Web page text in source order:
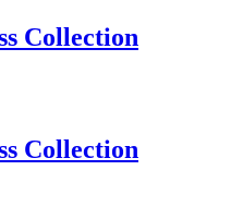
Collection
Collection